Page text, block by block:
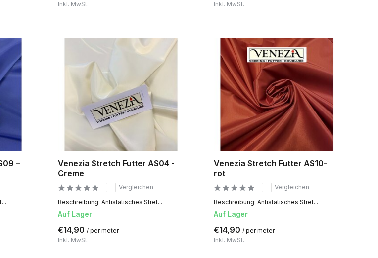
Inkl. MwSt.
Inkl. MwSt.
–
Venezia Stretch Futter AS04 -
Creme
Vergleichen
Beschreibung: Antistatisches Stret...
Auf Lager
€14,90 / per meter
Inkl. MwSt.
Venezia Stretch Futter AS10-
rot
Vergleichen
Beschreibung: Antistatisches Stret...
Auf Lager
€14,90 / per meter
Inkl. MwSt.